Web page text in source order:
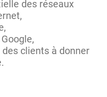
des réseaux
clients à donner